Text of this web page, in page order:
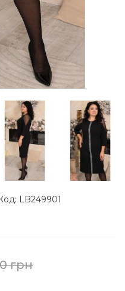
LB249901
грн